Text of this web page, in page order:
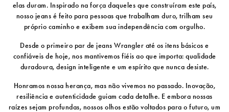
elas duram. Inspirado na força daqueles que construíram este país,
nosso jeans é feito para pessoas que trabalham duro, trilham seu
próprio caminho e exibem sua independência com orgulho.
Desde o primeiro par de jeans Wrangler até os itens básicos e
confiáveis ​​de hoje, nos mantivemos fiéis ao que importa: qualidade
duradoura, design inteligente e um espírito que nunca desiste.
Honramos nossa herança, mas não vivemos no passado. Inovação,
resiliência e autenticidade guiam cada detalhe. E embora nossas
raízes sejam profundas, nossos olhos estão voltados para o futuro, um